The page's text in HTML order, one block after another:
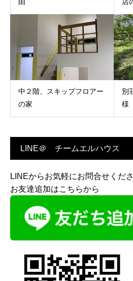
由 店
中２階、スキップフロアー
の家
別
様
LINE＠ チームエルハウス
LINEからお気軽にお問合せくださ
お友達追加はこちらから